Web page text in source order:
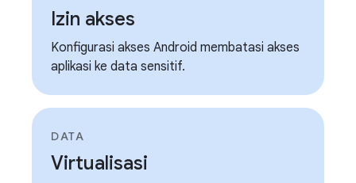
Izin akses
Konfigurasi akses Android membatasi akses
aplikasi ke data sensitif.
DATA
Virtualisasi